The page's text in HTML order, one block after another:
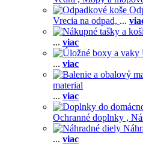
Vrecia na odpad, ...
... viac
... viac
material
... viac
Ochranné doplnky ,
... viac